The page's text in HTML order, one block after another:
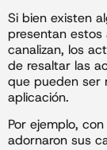
Si bien existen
presentan estos
canalizan, los
de resaltar las
que pueden ser
aplicación.
Por ejemplo,
adornaron sus